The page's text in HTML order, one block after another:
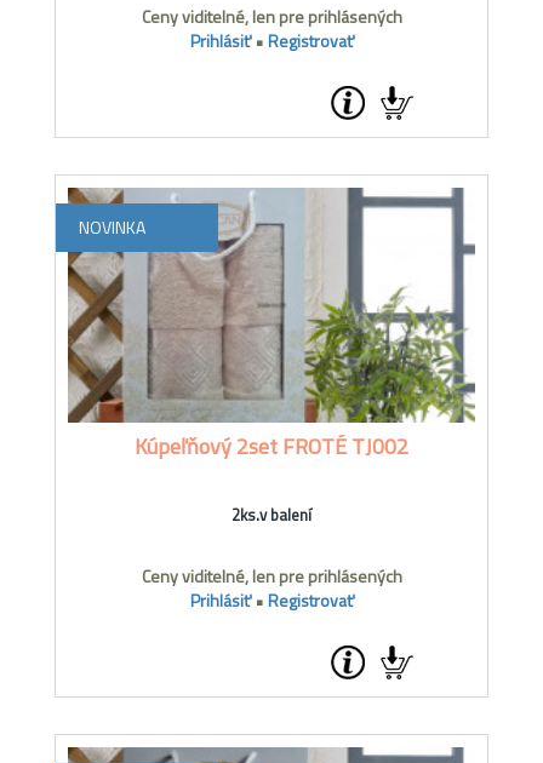
Ceny viditelné, len pre prihlásených
Prihlásiť•Registrovať
NOVINKA
Kúpeľňový 2set FROTÉ TJ002
2ks.v balení
Ceny viditelné, len pre prihlásených
Prihlásiť•Registrovať